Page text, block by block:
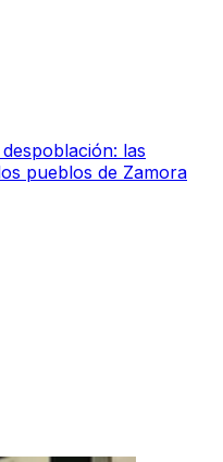
las
pueblos de Zamora